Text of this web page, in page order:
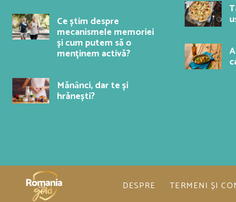
Ce știm despre
mecanismele memoriei
și cum putem să o
menținem activă?
Mănȃnci, dar te și
hrănești?
DESPRE TERMENI ȘI